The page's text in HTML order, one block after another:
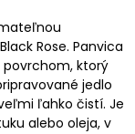
Rose. Panvica
ktorý
jedlo
ľahko čistí. Je
alebo oleja, v